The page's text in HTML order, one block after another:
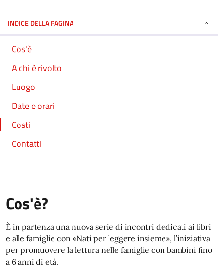
INDICE DELLA PAGINA
Cos'è
A chi è rivolto
Luogo
Date e orari
Costi
Contatti
Cos'è?
È in partenza una nuova serie di incontri dedicati ai libri
e alle famiglie con «Nati per leggere insieme», l’iniziativa
per promuovere la lettura nelle famiglie con bambini fino
a 6 anni di età.